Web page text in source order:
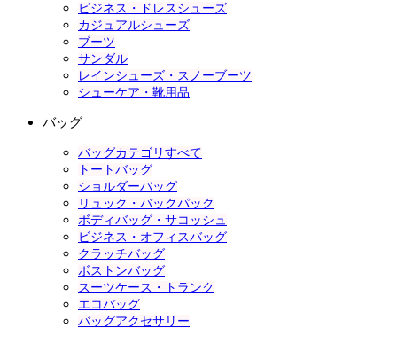
ビジネス・ドレスシューズ
カジュアルシューズ
ブーツ
サンダル
レインシューズ・スノーブーツ
シューケア・靴用品
バッグ
バッグカテゴリすべて
トートバッグ
ショルダーバッグ
リュック・バックパック
ボディバッグ・サコッシュ
ビジネス・オフィスバッグ
クラッチバッグ
ボストンバッグ
スーツケース・トランク
エコバッグ
バッグアクセサリー